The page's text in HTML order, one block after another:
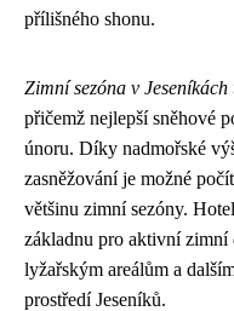
přílišného shonu.
Zimní sezóna v
přičemž nejlepší sněhové
únoru. Díky nadmořské
zasněžování je možné
většinu zimní sezóny.
základnu pro aktivní
lyžařským areálům a
prostředí Jeseníků.